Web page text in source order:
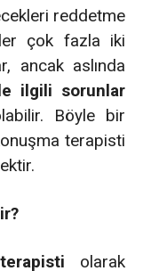
reddetme
çok fazla iki
ancak aslında
ilgili sorunlar
Böyle bir
terapisti
olarak